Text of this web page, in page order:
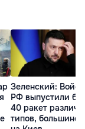
Зеленский:
РФ выпустили
40 ракет
типов,